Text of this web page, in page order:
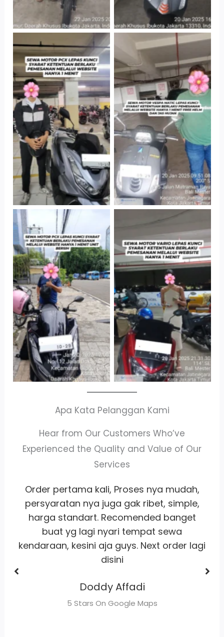
Hotel Kartika
Chandra, Jakarta
Selatan
Cityplaza
Jatinegara Gedung
Parkir P6A
Antar Jemput
Kendaraan
Cityplaza
Jatinegara Gedung
Parkir P6A
Apa Kata Pelanggan Kami
Hear from Our Customers Who’ve
Experienced the Quality and Value of Our
Services
Whort it bangetpelayananramah
satset recomm banget lah pokoknya
buat sewa motor area jakarta
Dhimas Adrian Adrian
5 Stars On Google Maps